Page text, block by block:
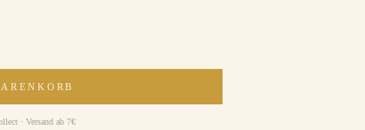
· Versand ab 7€